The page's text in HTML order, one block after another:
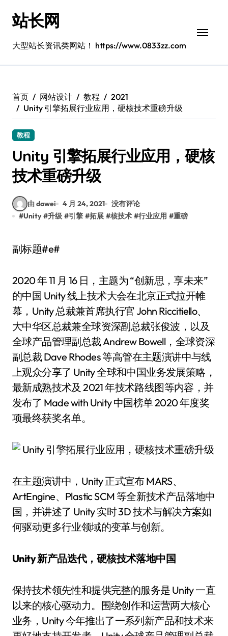
站长网
大型站长资讯类网站！ https://www.0833zz.com
首页 网站设计 教程
2021
Unity 引擎拓展行业应用，硬核技术重磅升级
教程
Unity 引擎拓展行业应用，硬核
技术重磅升级
由 dawei 4 月 24, 2021
没有评论
#Unity #升级 #引擎 #拓展 #核技术 #行业应用 #重磅
副标题#e#
2020 年 11 月 16 日，主题为 “创新思，享未来”
的中国 Unity 线上技术大会在北京正式拉开帷
幕，Unity 总裁兼首席执行官 John Riccitiello、
大中华区总裁兼全球资深副总裁张俊波，以及
全球产品管理副总裁 Andrew Bowell，全球资深
副总裁 Dave Rhodes 等高管在主题演讲中与线
上观众分享了 Unity 全球和中国业务发展策略，
最新成熟技术及 2021 年技术路线图等内容，并
发布了 Made with Unity 中国榜单 2020 年度奖
项最终获奖名单。
在主题演讲中，Unity 正式宣布 MARS、
ArtEngine、Plastic SCM 等全新技术产品落地中
国，并讲述了 Unity 实时 3D 技术与解决方案如
何驱动更多行业领域的变革与创新。
Unity 新产品迭代，硬核技术落地中国
保持技术领先性和提供完整的服务是 Unity 一直
以来的核心驱动力。围绕创作和运营两大核心
业务，Unity 今年推出了一系列新产品和技术来